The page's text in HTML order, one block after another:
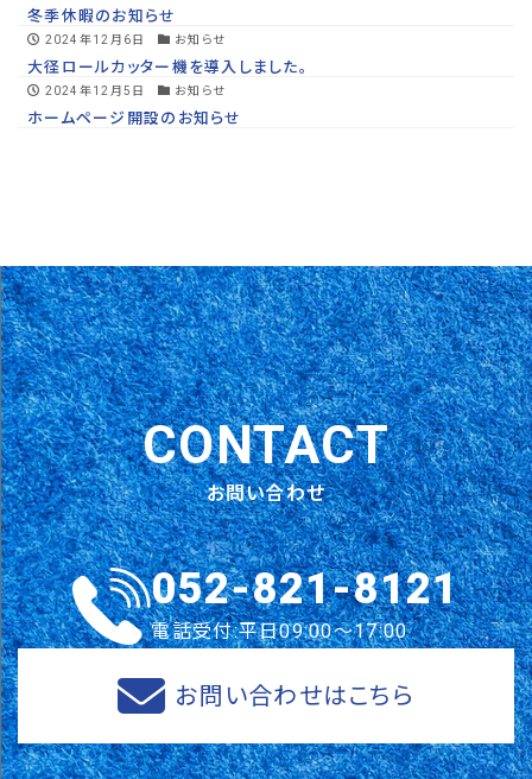
冬季休暇のお知らせ
2024年12月6日 お知らせ
大径ロールカッター機を導入しました。
2024年12月5日 お知らせ
ホームページ開設のお知らせ
CONTACT
お問い合わせ
052-821-8121
電話受付:平日09:00～17:00
お問い合わせはこちら